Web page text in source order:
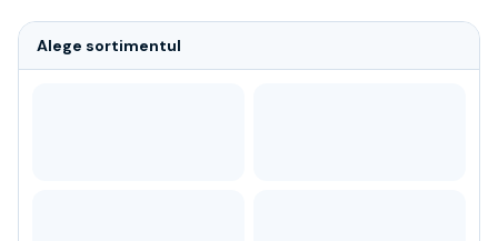
Rom
Vodka
Alege sortimentul